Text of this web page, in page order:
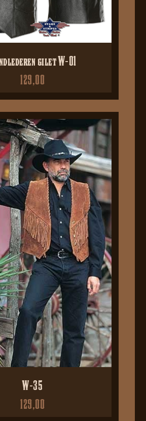
gilet W-01
129,00
W-35
129,00